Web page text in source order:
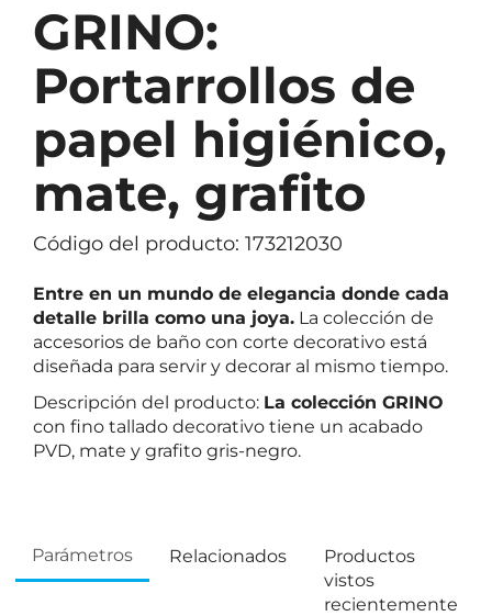
GRINO:
Portarrollos de
papel higiénico,
mate, grafito
Código del producto: 173212030
Entre en un mundo de elegancia donde cada
detalle brilla como una joya. La colección de
accesorios de baño con corte decorativo está
diseñada para servir y decorar al mismo tiempo.
Descripción del producto: La colección GRINO
con fino tallado decorativo tiene un acabado
PVD, mate y grafito gris-negro.
Parámetros Relacionados
Productos
vistos
recientemente